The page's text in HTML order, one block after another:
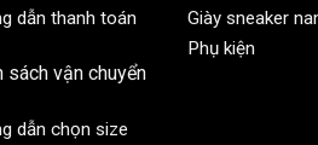
dẫn thanh toán
sách vận chuyển
dẫn chọn size
Giày sneaker
Phụ kiện